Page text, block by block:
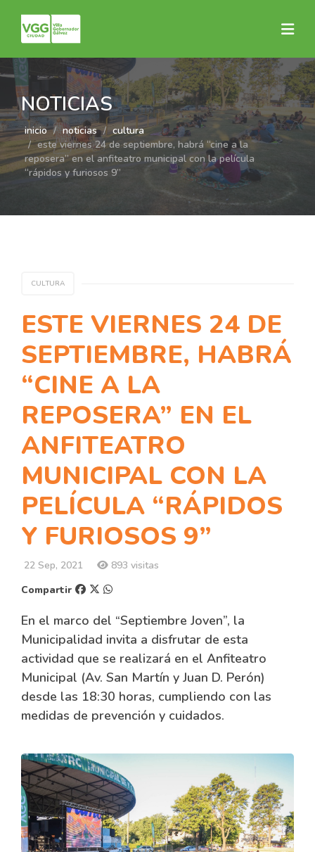
NOTICIAS
inicio noticias
cultura
este viernes 24 de septiembre, habrá “cine a la
reposera” en el anfiteatro municipal con la película
“rápidos y furiosos 9”
CULTURA
ESTE VIERNES 24 DE
SEPTIEMBRE, HABRÁ
“CINE A LA
REPOSERA” EN EL
ANFITEATRO
MUNICIPAL CON LA
PELÍCULA “RÁPIDOS
Y FURIOSOS 9”
22 Sep, 2021
893 visitas
Compartir
En el marco del “Septiembre Joven”, la
Municipalidad invita a disfrutar de esta
actividad que se realizará en el Anfiteatro
Municipal (Av. San Martín y Juan D. Perón)
desde las 18:30 horas, cumpliendo con las
medidas de prevención y cuidados.